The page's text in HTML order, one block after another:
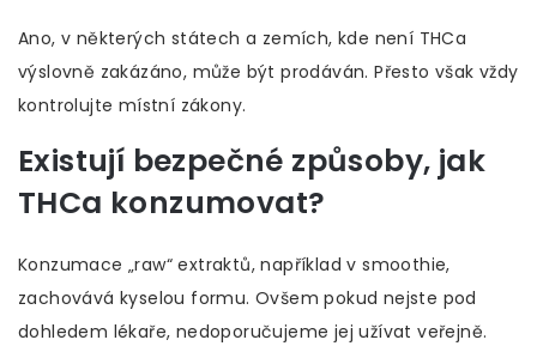
Ano, v některých státech a zemích, kde není THCa
výslovně zakázáno, může být prodáván. Přesto však vždy
kontrolujte místní zákony.
Existují bezpečné způsoby, jak
THCa konzumovat?
Konzumace „raw“ extraktů, například v smoothie,
zachovává kyselou formu. Ovšem pokud nejste pod
dohledem lékaře, nedoporučujeme jej užívat veřejně.